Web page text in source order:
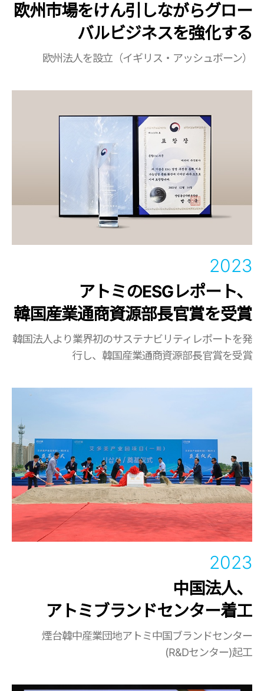
欧州市場をけん引しながらグロー
バルビジネスを強化する
欧州法人を設立（イギリス・アッシュボーン）
2023
アトミのESGレポート、
韓国産業通商資源部長官賞を受賞
韓国法人より業界初のサステナビリティレポートを発
行し、 韓国産業通商資源部長官賞を受賞
2023
中国法人、
アトミブランドセンター着工
煙台韓中産業団地アトミ中国ブランドセンター
(R&Dセンター)起工